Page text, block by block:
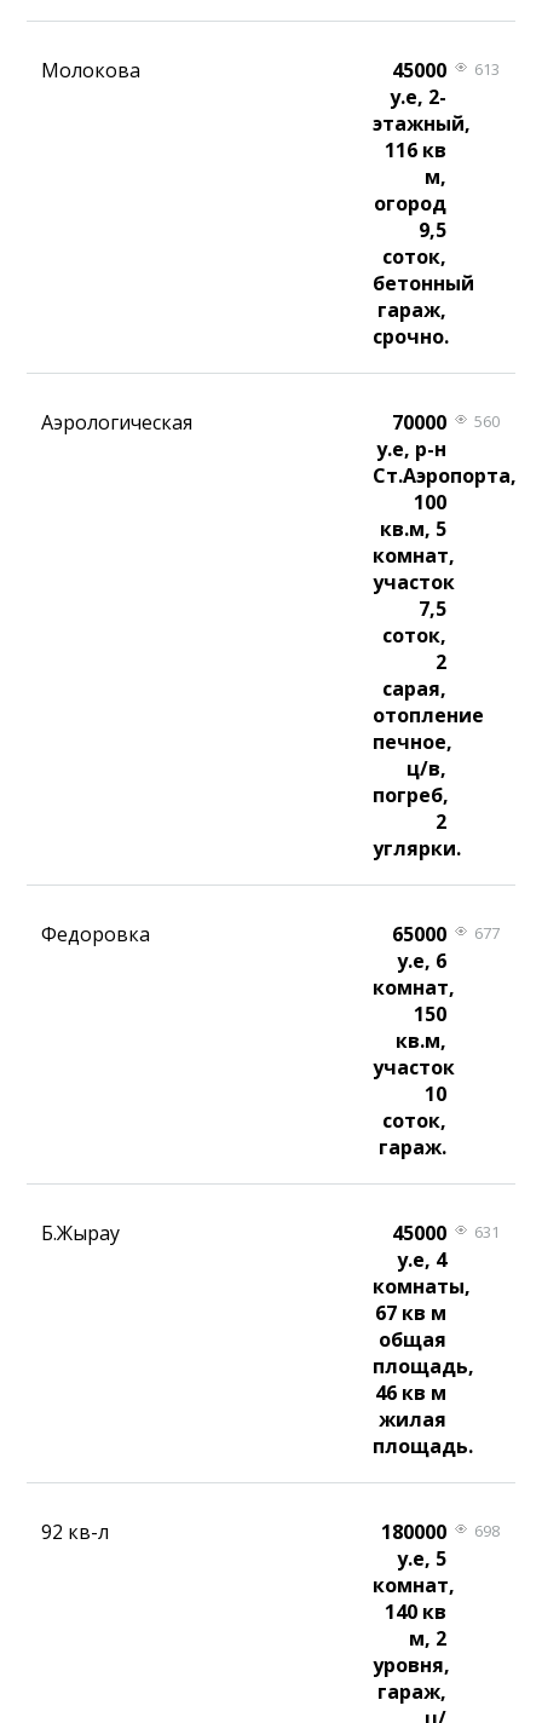
Молокова
45000
у.е, 2-
этажный,
116 кв
м,
огород
9,5
соток,
бетонный
гараж,
срочно.
613
Аэрологическая
70000
у.е, р-н
Ст.Аэропорта,
100
кв.м, 5
комнат,
участок
7,5
соток,
2
сарая,
отопление
печное,
ц/в,
погреб,
2
углярки.
560
Федоровка
65000
у.е, 6
комнат,
150
кв.м,
участок
10
соток,
гараж.
677
Б.Жырау
45000
у.е, 4
комнаты,
67 кв м
общая
площадь,
46 кв м
жилая
площадь.
631
92 кв-л
180000
у.е, 5
комнат,
140 кв
м, 2
уровня,
гараж,
698